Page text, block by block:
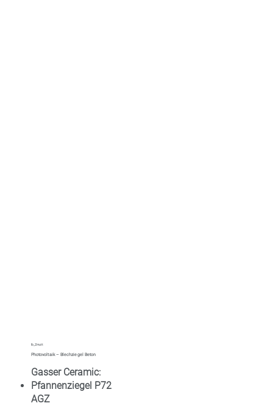
lb_Zmutt
Photovoltaik – Blechziegel Beton
Gasser Ceramic:
Pfannenziegel P72
AGZ